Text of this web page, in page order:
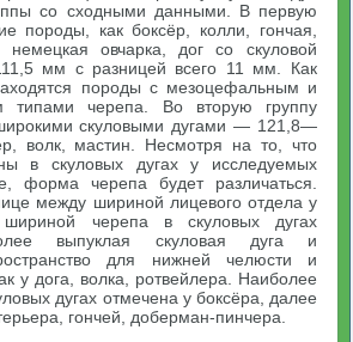
со сходными данными. В первую
породы, как боксёр, колли, гончая,
немецкая овчарка, дог со скуловой
мм с разницей всего 11 мм. Как
породы с мезоцефальным и
типами черепа. Во вторую группу
скуловыми дугами — 121,8—
волк, мастин. Несмотря на то, что
в скуловых дугах у исследуемых
форма черепа будет различаться.
между шириной лицевого отдела у
черепа в скуловых дугах
выпуклая скуловая дуга и
для нижней челюсти и
у дога, волка, ротвейлера. Наиболее
дугах отмечена у боксёра, далее
гончей, доберман-пинчера.